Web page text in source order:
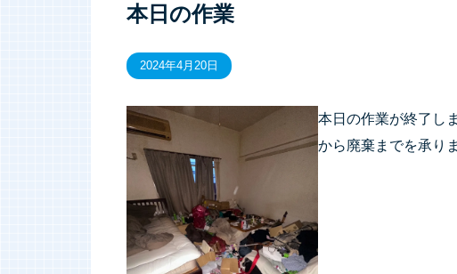
本日の作業
2024年4月20日
本日の作業が終了し
から廃棄までを承り